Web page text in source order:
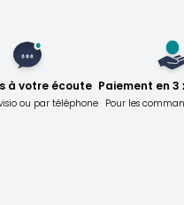
à votre écoute
ou par téléphone
Paiement en 3
Pour les